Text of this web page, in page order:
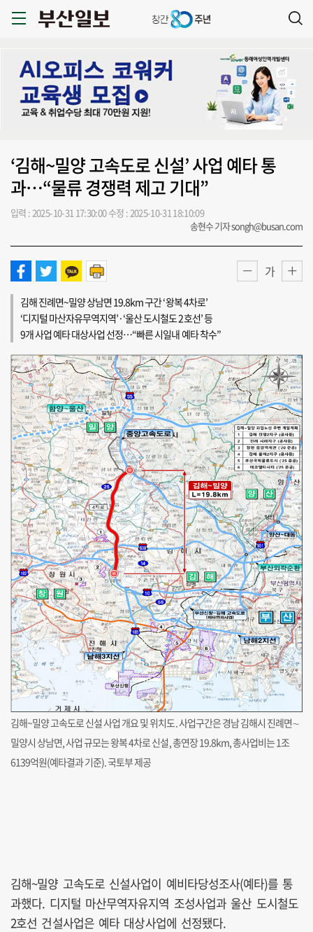
‘김해~밀양 고속도로 신설’ 사업 예타 통
과…“물류 경쟁력 제고 기대”
입력 : 2025-10-31 17:30:00수정 : 2025-10-31 18:10:09
송현수 기자 songh@busan.com
가
김해 진례면~밀양 상남면 19.8km 구간 ‘왕복 4차로’
‘디지털 마산자유무역지역’·‘울산 도시철도 2호선’ 등
9개 사업 예타 대상사업 선정…“빠른 시일내 예타 착수”
김해~밀양 고속도로 신설 사업 개요 및 위치도. 사업구간은 경남 김해시 진례면∼
밀양시 상남면, 사업 규모는 왕복 4차로 신설, 총연장 19.8km, 총사업비는 1조
6139억원(예타결과 기준). 국토부 제공
김해~밀양 고속도로 신설사업이 예비타당성조사(예타)를 통
과했다. 디지털 마산무역자유지역 조성사업과 울산 도시철도
2호선 건설사업은 예타 대상사업에 선정됐다.